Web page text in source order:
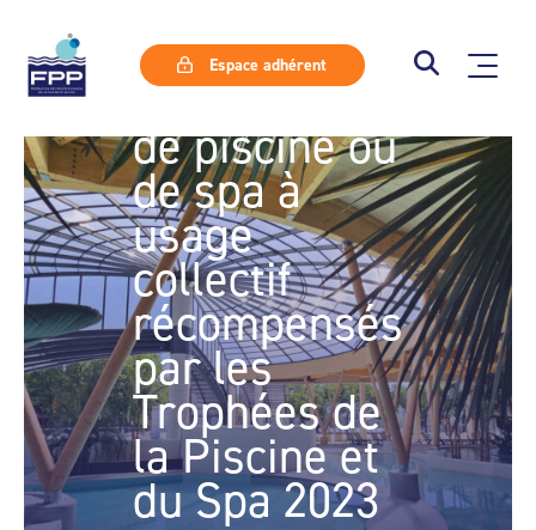
Espace adhérent
les plus
beaux abris
de piscine ou
de spa à
usage
collectif
récompensés
par les
Trophées de
la Piscine et
du Spa 2023